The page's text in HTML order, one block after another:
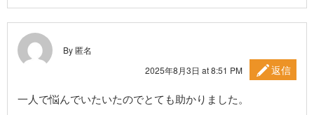
By 匿名
2025年8月3日 at 8:51 PM
返信
一人で悩んでいたいたのでとても助かりました。